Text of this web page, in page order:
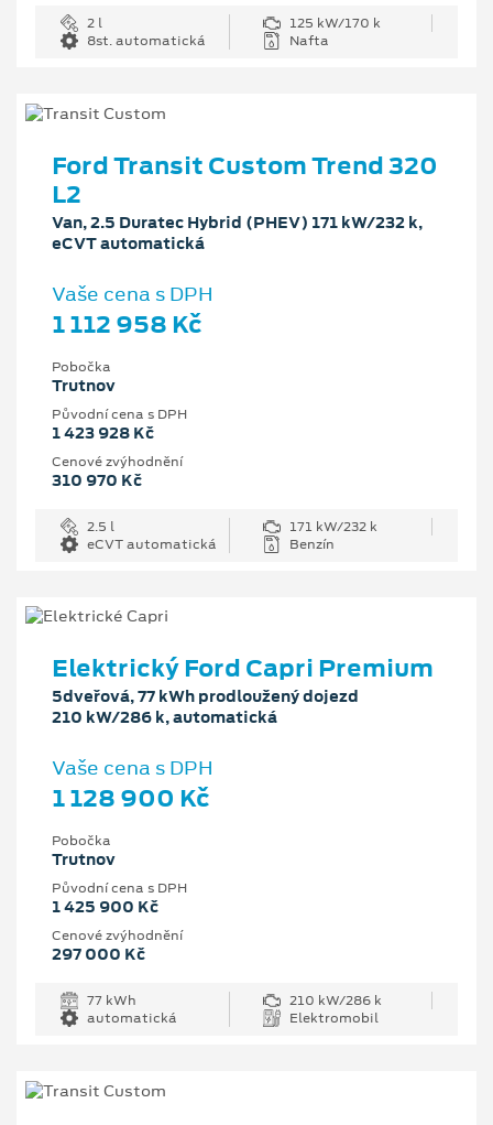
2 l
125 kW/170 k
8st. automatická
Nafta
Ford Transit Custom Trend 320
L2
Van, 2.5 Duratec Hybrid (PHEV) 171 kW/232 k,
eCVT automatická
Vaše cena s DPH
1 112 958 Kč
Pobočka
Trutnov
Původní cena s DPH
1 423 928 Kč
Cenové zvýhodnění
310 970 Kč
2.5 l
171 kW/232 k
eCVT automatická
Benzín
Elektrický Ford Capri Premium
5dveřová, 77 kWh prodloužený dojezd
210 kW/286 k, automatická
Vaše cena s DPH
1 128 900 Kč
Pobočka
Trutnov
Původní cena s DPH
1 425 900 Kč
Cenové zvýhodnění
297 000 Kč
77 kWh
210 kW/286 k
automatická
Elektromobil